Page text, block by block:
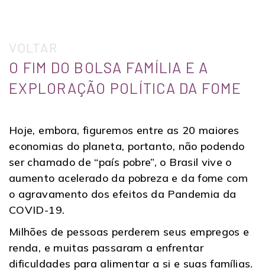
VOLTAR
O FIM DO BOLSA FAMÍLIA E A
EXPLORAÇÃO POLÍTICA DA FOME
Hoje, embora, figuremos entre as 20 maiores
economias do planeta, portanto, não podendo
ser chamado de “país pobre”, o Brasil vive o
aumento acelerado da pobreza e da fome com
o agravamento dos efeitos da Pandemia da
COVID-19.
Milhões de pessoas perderem seus empregos e
renda, e muitas passaram a enfrentar
dificuldades para alimentar a si e suas famílias.